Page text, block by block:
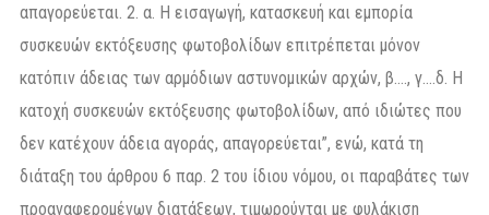
απαγορεύεται. 2. α. Η εισαγωγή, κατασκευή και εμπορία
συσκευών εκτόξευσης φωτοβολίδων επιτρέπεται μόνον
κατόπιν άδειας των αρμόδιων αστυνομικών αρχών, β…., γ….δ. Η
κατοχή συσκευών εκτόξευσης φωτοβολίδων, από ιδιώτες που
δεν κατέχουν άδεια αγοράς, απαγορεύεται”, ενώ, κατά τη
διάταξη του άρθρου 6 παρ. 2 του ίδιου νόμου, οι παραβάτες των
προαναφερομένων διατάξεων, τιμωρούνται με φυλάκιση